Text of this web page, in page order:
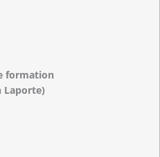
formation
Laporte)